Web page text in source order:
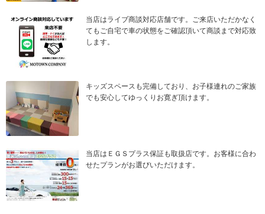
当店はライブ商談対応店舗です。ご来店いただかなく
てもご自宅で車の状態をご確認頂いて商談まで対応致
します。
キッズスペースも完備しており、お子様連れのご家族
でも安心してゆっくりお寛ぎ頂けます。
当店はＥＧＳプラス保証も取扱店です。お客様に合わ
せたプランがお選びいただけます。